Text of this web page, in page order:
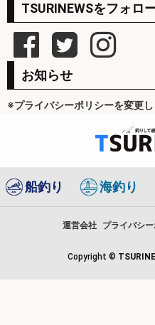
TSURINEWSをフォロ
お知らせ
※プライバシーポリシーを変更
船釣り 海釣り
運営会社 プライバシ
Copyright ©